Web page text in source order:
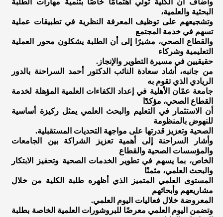
وأضاف أن الكلية تولي اهتمامًا خاصًا بتنمية مهارات الطلبة
البحثية والعلمية،
وتشجيعهم على توظيف المعرفة النظرية في تطبيقات عملية
تسهم في خدمة المجتمع
والقطاع الصحي، مشيرًا إلى أن الطلبة يشكلون محور العملية
التعليمية وشركاء
حقيقيين في مسيرة التطوير والإنجاز.
من جانبه، أشاد سعادة النائب الدكتور أحمد السراحنة بالدور
الريادي الذي تقوم به
جامعة عمّان الأهلية في إعداد الكفاءات العلمية المؤهلة لخدمة
القطاع الصحي، مؤكدًا
أن الاستثمار في التعليم والبحث العلمي يمثل ركيزة أساسية
للنهوض بالمنظومة
الصحية وتعزيز قدرتها على مواجهة التحديات المستقبلية.
وأشار السراحنة إلى أهمية تعزيز الشراكة بين الجامعات
والمؤسسات الصحية والقطاع
الخاص، بما يسهم في تطوير الخدمات الصحية وتحفيز الابتكار
والبحث العلمي، مثمنًا
المستوى العلمي المتميز الذي أظهره طلبة الكلية من خلال
مشاريعهم وأبحاثهم
المعروضة خلال فعاليات اليوم العلمي.
وتضمن اليوم العلمي معرضًا للبروشورات العلمية الخاصة بطلبة